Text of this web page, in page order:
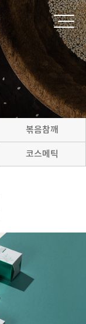
볶음참깨
코스메틱